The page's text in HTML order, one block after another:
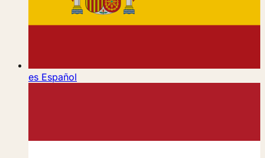
es Español